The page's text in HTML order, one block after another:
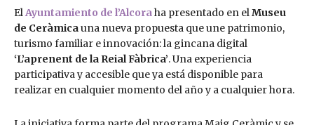
ElAyuntamiento de l’Alcoraha presentado en elMuseu
de Ceràmicauna nueva propuesta que une patrimonio,
turismo familiar e innovación: la gincana digital
‘L’aprenent de la Reial Fàbrica’. Una experiencia
participativa y accesible que ya está disponible para
realizar en cualquier momento del año y a cualquier hora.